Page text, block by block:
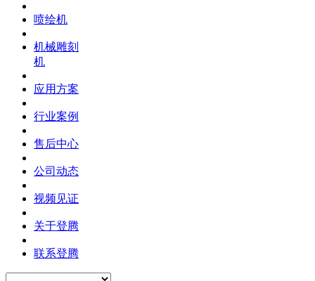
喷绘机
机械雕刻
机
应用方案
行业案例
售后中心
公司动态
视频见证
关于登腾
联系登腾